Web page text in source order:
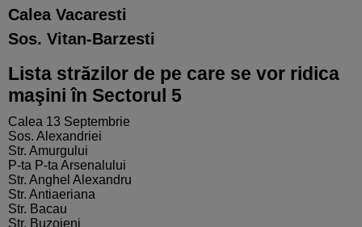
Calea Vacaresti
Sos. Vitan-Barzesti
Lista străzilor de pe care se vor ridica
maşini în Sectorul 5
Calea 13 Septembrie
Sos. Alexandriei
Str. Amurgului
P-ta P-ta Arsenalului
Str. Anghel Alexandru
Str. Antiaeriana
Str. Bacau
Str. Buzoieni